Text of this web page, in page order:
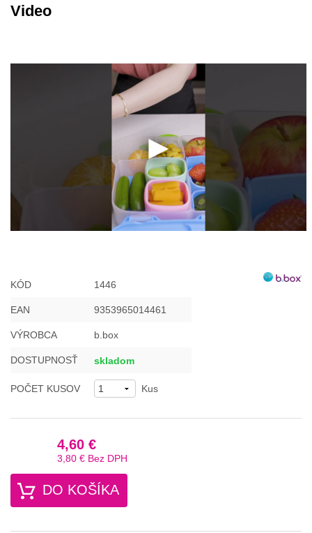
Video
KÓD 1446
EAN 9353965014461
VÝROBCA b.box
DOSTUPNOSŤ skladom
POČET KUSOV Kus
4,60 €
3,80 € Bez DPH
DO KOŠÍKA